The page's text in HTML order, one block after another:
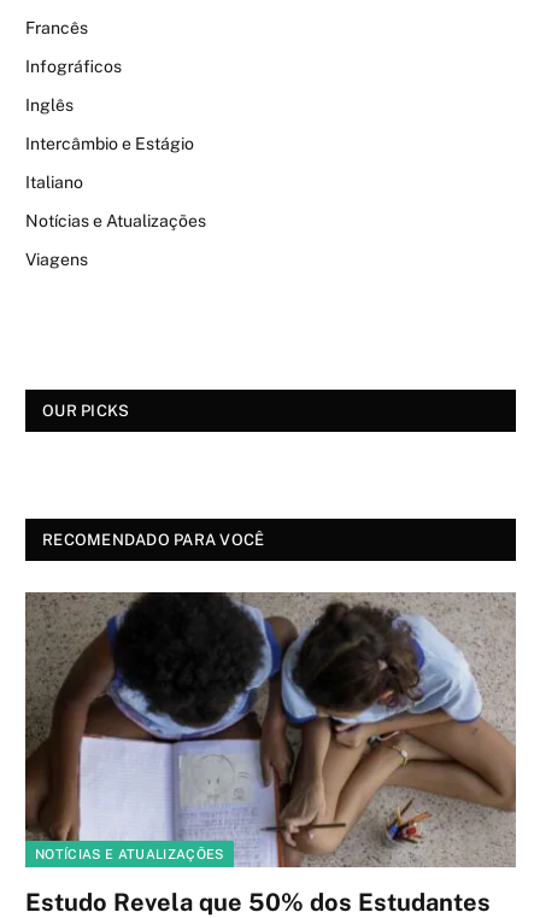
Francês
Infográficos
Inglês
Intercâmbio e Estágio
Italiano
Notícias e Atualizações
Viagens
OUR PICKS
RECOMENDADO PARA VOCÊ
NOTÍCIAS E ATUALIZAÇÕES
Estudo Revela que 50% dos Estudantes